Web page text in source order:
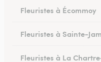
Fleuristes à Écommoy
Fleuristes à Sainte-
Fleuristes à La